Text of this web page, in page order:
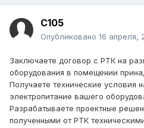
C105
Опубликовано 16 апреля,
Заключаете договор с РТК на
оборудования в помещении
Получаете технические условия
электропитание вашего
Разрабатываете проектные
полученными от РТК